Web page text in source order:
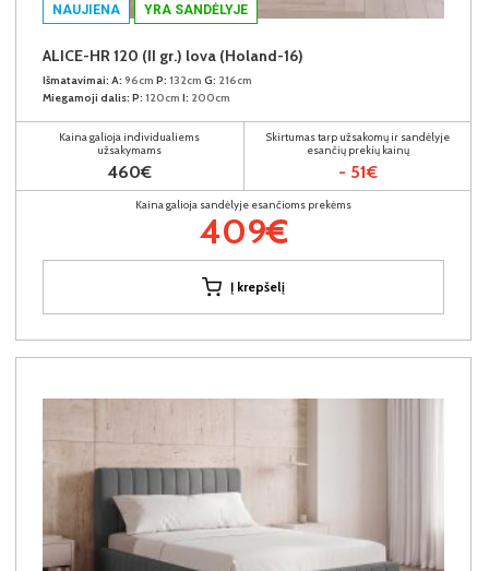
NAUJIENA YRA SANDĖLYJE
ALICE-HR 120 (II gr.) lova (Holand-16)
Išmatavimai: A: 96cm P: 132cm G: 216cm
Miegamoji dalis: P: 120cm I: 200cm
Kaina galioja individualiems
užsakymams
460€
Skirtumas tarp užsakomų ir sandėlyje
esančių prekių kainų
- 51€
Kaina galioja sandėlyje esančioms prekėms
409€
Į krepšelį